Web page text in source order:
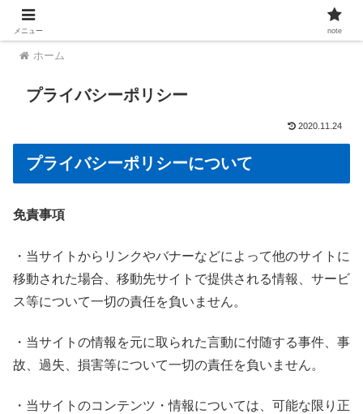
ホーム
プライバシーポリシー
2020.11.24
プライバシーポリシーについて
免責事項
・当サイトからリンクやバナーなどによって他のサイトに
移動された場合、移動先サイトで提供される情報、サービ
ス等について一切の責任を負いません。
・当サイトの情報を元に取られた言動に付随する事件、事
故、過失、損害等について一切の責任を負いません。
・当サイトのコンテンツ・情報については、可能な限り正
メニュー note